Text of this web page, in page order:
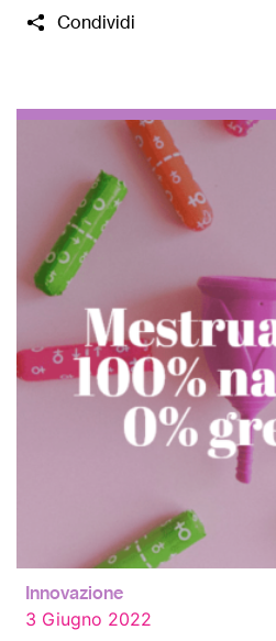
Condividi
Innovazione
3 Giugno 2022